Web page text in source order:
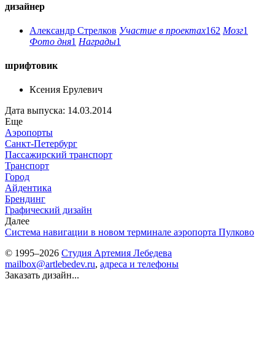
дизайнер
Александр Стрелков Участие в проектах162 Мозг1
Фото дня1 Награды1
шрифтовик
Ксения Ерулевич
Дата выпуска: 14.03.2014
Еще
Аэропорты
Санкт-Петербург
Пассажирский транспорт
Транспорт
Город
Айдентика
Брендинг
Графический дизайн
Далее
Система навигации в новом терминале аэропорта Пулково
© 1995–2026 Студия Артемия Лебедева
mailbox@artlebedev.ru, адреса и телефоны
Заказать дизайн...